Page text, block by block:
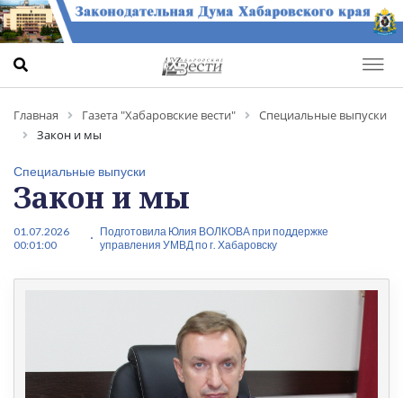
Главная Газета "Хабаровские вести"
Специальные выпуски
Закон и мы
Специальные выпуски
Закон и мы
01.07.2026
00:01:00
Подготовила Юлия ВОЛКОВА при поддержке
управления УМВД по г. Хабаровску